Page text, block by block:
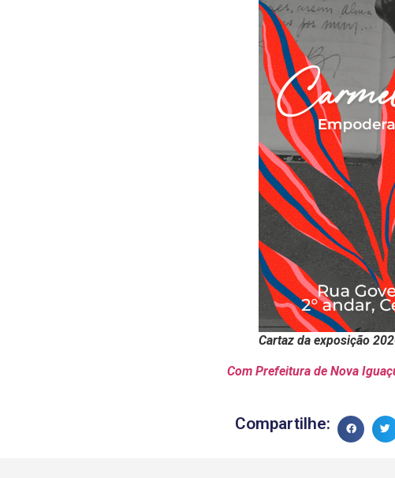
Cartaz da exposição
Com Prefeitura de Nova
Compartilhe: